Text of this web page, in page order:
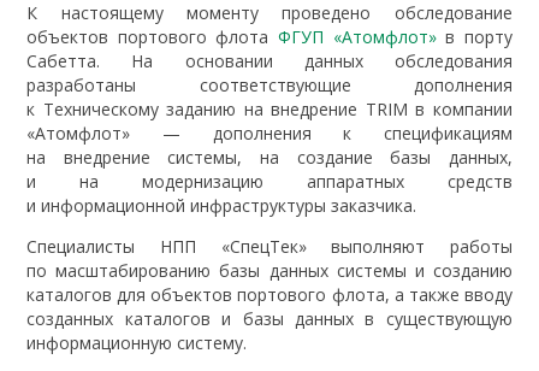
К настоящему моменту проведено обследование
объектов портового флота ФГУП «Атомфлот»в порту
Сабетта. На основании данных обследования
разработаны соответствующие дополнения
к Техническому заданию на внедрение TRIM в компании
«Атомфлот» — дополнения к спецификациям
на внедрение системы, на создание базы данных,
и на модернизацию аппаратных средств
и информационной инфраструктуры заказчика.
Специалисты НПП «СпецТек» выполняют работы
по масштабированию базы данных системы и созданию
каталогов для объектов портового флота, а также вводу
созданных каталогов и базы данных в существующую
информационную систему.